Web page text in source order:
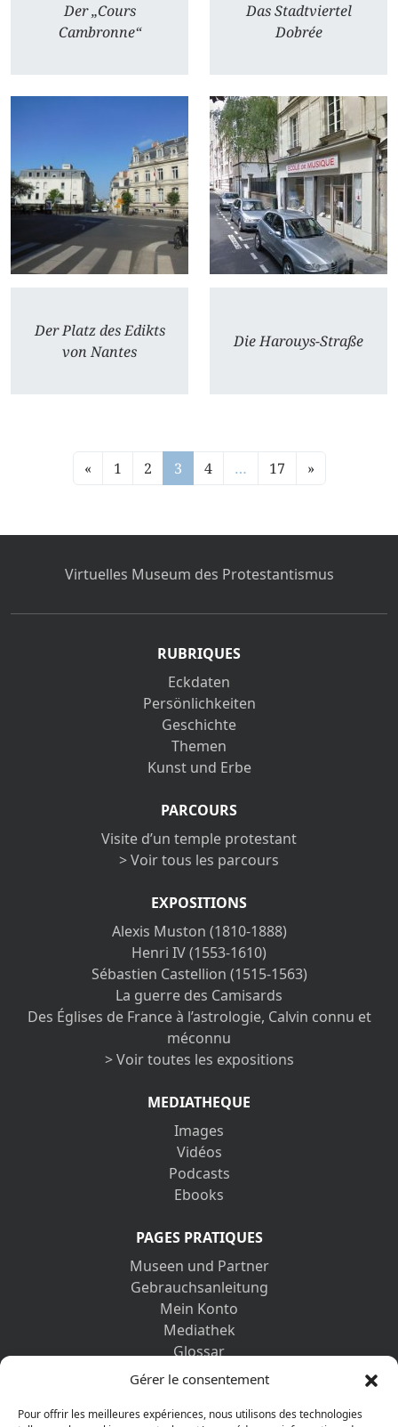
Gérer le consentement
Pour offrir les meilleures expériences, nous utilisons des technologies
Der „Cours
Cambronne“
Das Stadtviertel
Dobrée
Der Platz des Edikts
von Nantes
Die Harouys-Straße
« 1 2 3 4 … 17 »
Virtuelles Museum des Protestantismus
RUBRIQUES
Eckdaten
Persönlichkeiten
Geschichte
Themen
Kunst und Erbe
PARCOURS
Visite d’un temple protestant
> Voir tous les parcours
EXPOSITIONS
Alexis Muston (1810-1888)
Henri IV (1553-1610)
Sébastien Castellion (1515-1563)
La guerre des Camisards
Des Églises de France à l’astrologie, Calvin connu et
méconnu
> Voir toutes les expositions
MEDIATHEQUE
Images
Vidéos
Podcasts
Ebooks
PAGES PRATIQUES
Museen und Partner
Gebrauchsanleitung
Mein Konto
Mediathek
Glossar
Kontaktformular
Datenschutz-Bestimmungen